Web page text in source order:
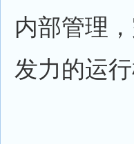
内部管理
发力的运行